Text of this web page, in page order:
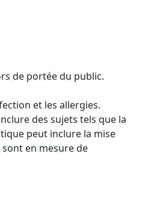
de portée du public.
et les allergies.
des sujets tels que la
peut inclure la mise
en mesure de